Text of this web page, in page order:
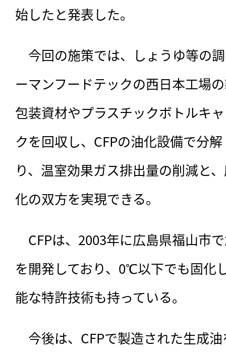
始したと発表した。
今回の施策では、しょうゆ等の
ーマンフードテックの西日本工場
包装資材やプラスチックボトルキ
クを回収し、CFPの油化設備で分
り、温室効果ガス排出量の削減と
化の双方を実現できる。
CFPは、2003年に広島県福山市
を開発しており、0℃以下でも固化
能な特許技術も持っている。
今後は、CFPで製造された生成